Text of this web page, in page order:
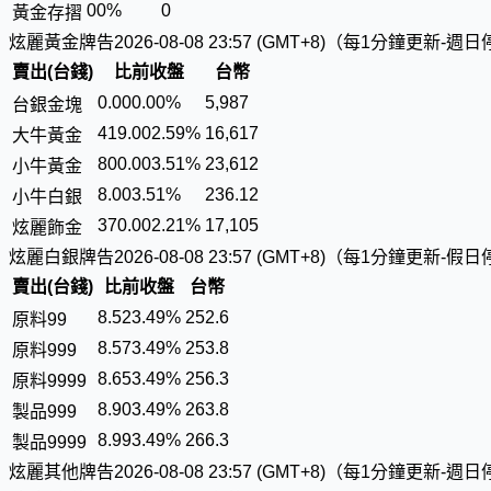
黃金存摺 00%
0
炫麗黃金牌告2026-08-08 23:57 (GMT+8)（每1分鐘更新-週日
賣出(台錢)
比前收盤
台幣
台銀金塊
0.000.00% 5,987
大牛黃金
419.002.59% 16,617
小牛黃金
800.003.51% 23,612
小牛白銀
8.003.51% 236.12
炫麗飾金
370.002.21% 17,105
炫麗白銀牌告2026-08-08 23:57 (GMT+8)（每1分鐘更新-假日
賣出(台錢)
比前收盤
台幣
原料99
8.523.49% 252.6
原料999
8.573.49% 253.8
原料9999 8.653.49% 256.3
製品999
8.903.49% 263.8
製品9999 8.993.49% 266.3
炫麗其他牌告2026-08-08 23:57 (GMT+8)（每1分鐘更新-週日